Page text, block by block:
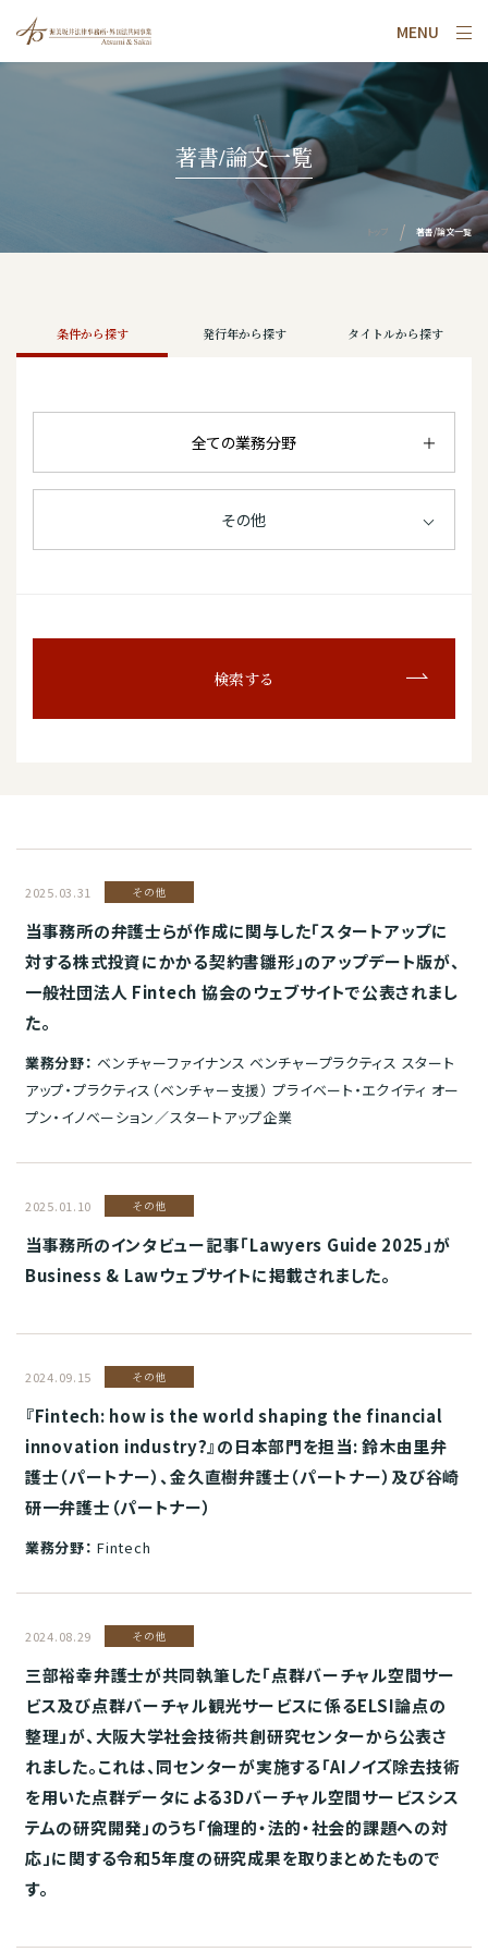
MENU
著書/論文一覧
トップ 著書/論文一覧
条件から探す 発行年から探す タイトルから探す
全ての業務分野
その他
検索する
2025.03.31 その他
当事務所の弁護士らが作成に関与した「スタートアップに
対する株式投資にかかる契約書雛形」のアップデート版が、
一般社団法人 Fintech 協会のウェブサイトで公表されまし
た。
業務分野： ベンチャーファイナンス ベンチャープラクティス スタート
アップ・プラクティス（ベンチャー支援） プライベート・エクイティ オー
プン・イノベーション／スタートアップ企業
2025.01.10 その他
当事務所のインタビュー記事「Lawyers Guide 2025」が
Business & Lawウェブサイトに掲載されました。
2024.09.15 その他
『Fintech: how is the world shaping the financial
innovation industry?』の日本部門を担当: 鈴木由里弁
護士（パートナー）、金久直樹弁護士（パートナー）及び谷崎
研一弁護士（パートナー）
業務分野： Fintech
2024.08.29 その他
三部裕幸弁護士が共同執筆した「点群バーチャル空間サー
ビス及び点群バーチャル観光サービスに係るELSI論点の
整理」が、大阪大学社会技術共創研究センターから公表さ
れました。これは、同センターが実施する「AIノイズ除去技術
を⽤いた点群データによる3Dバーチャル空間サービスシス
テムの研究開発」のうち「倫理的・法的・社会的課題への対
応」に関する令和5年度の研究成果を取りまとめたもので
す。